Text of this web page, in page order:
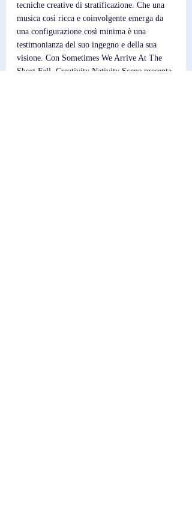
tecniche creative di stratificazione. Che una
musica così ricca e coinvolgente emerga da
una configurazione così minima è una
testimonianza del suo ingegno e della sua
visione. Con Sometimes We Arrive At The
Short Fall, Creativity Nativity Scene presenta